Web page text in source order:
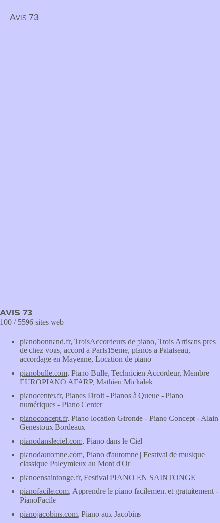
Avis 73
AVIS 73
100 / 5596 sites web
pianobonnand.fr, TroisAccordeurs de piano, Trois Artisans pres
de chez vous, accord a Paris15eme, pianos a Palaiseau,
accordage en Mayenne, Location de piano
pianobulle.com, Piano Bulle, Technicien Accordeur, Membre
EUROPIANO AFARP, Mathieu Michalek
pianocenter.fr, Pianos Droit - Pianos à Queue - Piano
numériques - Piano Center
pianoconcept.fr, Piano location Gironde - Piano Concept - Alain
Genestoux Bordeaux
pianodansleciel.com, Piano dans le Ciel
pianodautomne.com, Piano d'automne | Festival de musique
classique Poleymieux au Mont d'Or
pianoensaintonge.fr, Festival PIANO EN SAINTONGE
pianofacile.com, Apprendre le piano facilement et gratuitement -
PianoFacile
pianojacobins.com, Piano aux Jacobins